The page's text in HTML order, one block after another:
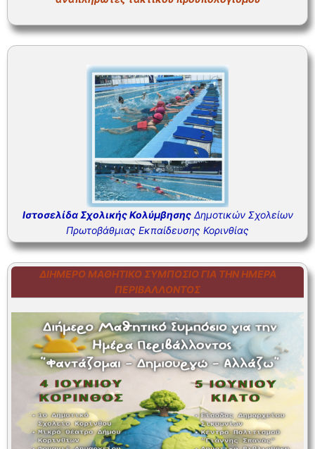
ΣΥΧΝΕΣ ΕΡΩΤΗΣΕΙΣ – ΤΜΗΜΑ ΠΡΟΣΩΠΙΚΟΥ
Ιστοσελίδα Σχολικής ΚολύμβησηςΔημοτικών Σχολείων
Πρωτοβάθμιας Εκπαίδευσης Κορινθίας
ΔΙΉΜΕΡΟ ΜΑΘΗΤΙΚΌ ΣΥΜΠΌΣΙΟ ΓΙΑ ΤΗΝ ΗΜΈΡΑ
ΠΕΡΙΒΆΛΛΟΝΤΟΣ